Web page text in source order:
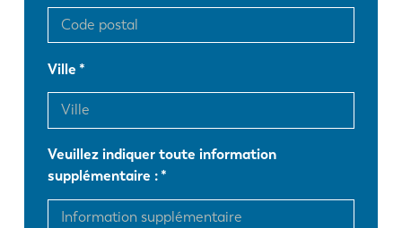
Ville
Veuillez indiquer toute information
supplémentaire :
ES PT-PT
PL SK
KO CN